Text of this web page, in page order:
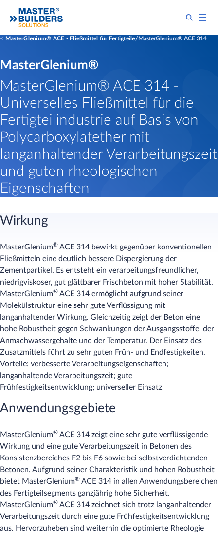
MasterGlenium® ACE - Fließmittel für Fertigteile MasterGlenium® ACE 314
MasterGlenium®
MasterGlenium® ACE 314 -
Universelles Fließmittel für die
Fertigteilindustrie auf Basis von
Polycarboxylatether mit
langanhaltender Verarbeitungszeit
und guten rheologischen
Eigenschaften
Wirkung
MasterGlenium® ACE 314 bewirkt gegenüber konventionellen
Fließmitteln eine deutlich bessere Dispergierung der
Zementpartikel. Es entsteht ein verarbeitungsfreundlicher,
niedrigviskoser, gut glättbarer Frischbeton mit hoher Stabilität.
MasterGlenium® ACE 314 ermöglicht aufgrund seiner
Molekülstruktur eine sehr gute Verflüssigung mit
langanhaltender Wirkung. Gleichzeitig zeigt der Beton eine
hohe Robustheit gegen Schwankungen der Ausgangsstoffe, der
Anmachwassergehalte und der Temperatur. Der Einsatz des
Zusatzmittels führt zu sehr guten Früh- und Endfestigkeiten.
Vorteile: verbesserte Verarbeitungseigenschaften;
langanhaltende Verarbeitungszeit; gute
Frühfestigkeitsentwicklung; universeller Einsatz.
Anwendungsgebiete
MasterGlenium® ACE 314 zeigt eine sehr gute verflüssigende
Wirkung und eine gute Verarbeitungszeit in Betonen des
Konsistenzbereiches F2 bis F6 sowie bei selbstverdichtenden
Betonen. Aufgrund seiner Charakteristik und hohen Robustheit
bietet MasterGlenium® ACE 314 in allen Anwendungsbereichen
des Fertigteilsegments ganzjährig hohe Sicherheit.
MasterGlenium® ACE 314 zeichnet sich trotz langanhaltender
Verarbeitungszeit durch eine gute Frühfestigkeitsentwicklung
aus. Hervorzuheben sind weiterhin die optimierte Rheologie